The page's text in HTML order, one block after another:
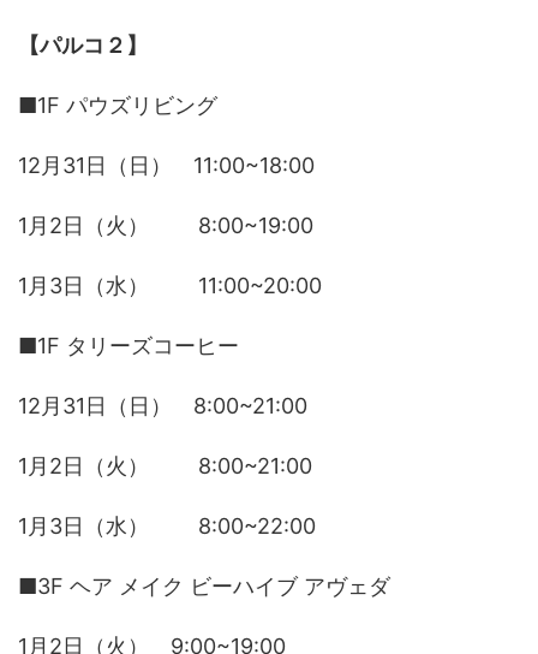
【パルコ２】
■1F パウズリビング
12月31日（日） 11:00~18:00
1月2日（火） 8:00~19:00
1月3日（水） 11:00~20:00
■1F タリーズコーヒー
12月31日（日） 8:00~21:00
1月2日（火） 8:00~21:00
1月3日（水） 8:00~22:00
■3F ヘア メイク ビーハイブ アヴェダ
1月2日（火） 9:00~19:00